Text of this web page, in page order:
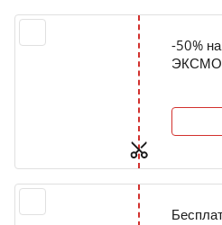
-50%
ЭКСМО